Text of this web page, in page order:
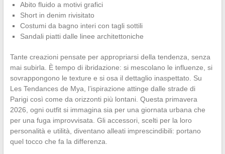
Abito fluido a motivi grafici
Short in denim rivisitato
Costumi da bagno interi con tagli sottili
Sandali piatti dalle linee architettoniche
Tante creazioni pensate per appropriarsi della tendenza, senza
mai subirla. È tempo di ibridazione: si mescolano le influenze, si
sovrappongono le texture e si osa il dettaglio inaspettato. Su
Les Tendances de Mya, l’ispirazione attinge dalle strade di
Parigi così come da orizzonti più lontani. Questa primavera
2026, ogni outfit si immagina sia per una giornata urbana che
per una fuga improvvisata. Gli accessori, scelti per la loro
personalità e utilità, diventano alleati imprescindibili: portano
quel tocco che fa la differenza.